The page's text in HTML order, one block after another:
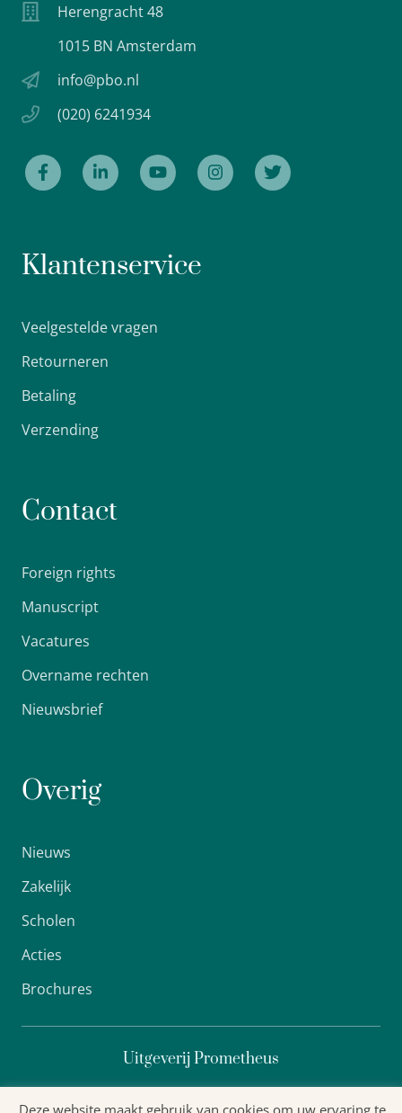
Herengracht 48
1015 BN Amsterdam
info@pbo.nl
(020) 6241934
Klantenservice
Veelgestelde vragen
Retourneren
Betaling
Verzending
Contact
Foreign rights
Manuscript
Vacatures
Overname rechten
Nieuwsbrief
Overig
Nieuws
Zakelijk
Scholen
Acties
Brochures
Uitgeverij Prometheus